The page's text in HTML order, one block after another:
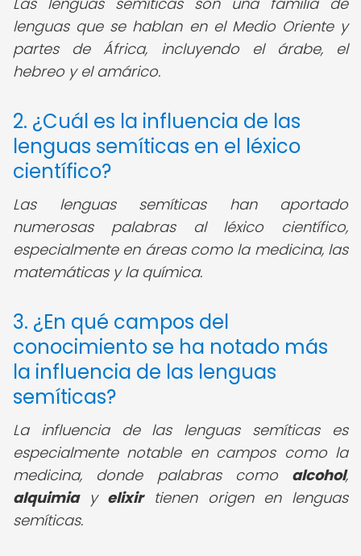
lenguas que se hablan en el Medio Oriente y
partes de África, incluyendo el árabe, el
hebreo y el amárico.
2. ¿Cuál es la influencia de las
lenguas semíticas en el léxico
científico?
Las lenguas semíticas han aportado
numerosas palabras al léxico científico,
especialmente en áreas como la medicina, las
matemáticas y la química.
3. ¿En qué campos del
conocimiento se ha notado más
la influencia de las lenguas
semíticas?
La influencia de las lenguas semíticas es
especialmente notable en campos como la
medicina, donde palabras como alcohol,
alquimiay elixirtienen origen en lenguas
semíticas.